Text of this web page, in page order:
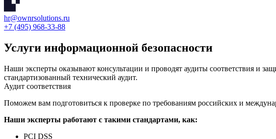
hr@ownrsolutions.ru
+7 (495) 968-33-88
Услуги информационной безопасности
Наши эксперты оказывают консультации и проводят аудиты соответствия и
стандартизованный технический аудит.
Аудит соответствия
Поможем вам подготовиться к проверке по требованиям российских и
Наши эксперты работают с такими стандартами, как:
PCI DSS